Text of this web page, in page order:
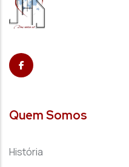
Quem Somos
História